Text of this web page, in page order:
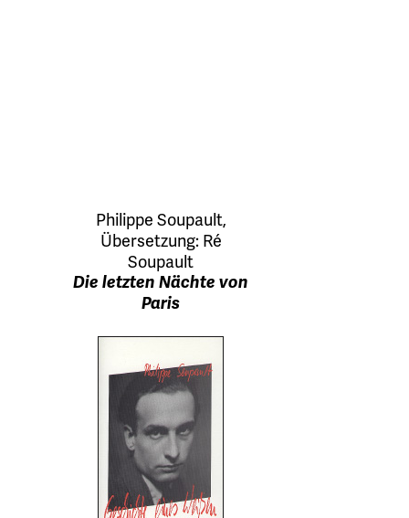
Philippe Soupault,
Übersetzung: Ré
Soupault
Die letzten Nächte von
Paris